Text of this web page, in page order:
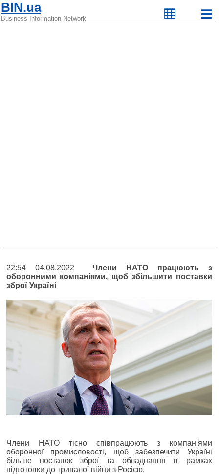
BIN.ua
Business Information Network
22:54 04.08.2022Члени НАТО працюють з
оборонними компаніями, щоб збільшити поставки
зброї Україні
Члени НАТО тісно співпрацюють з компаніями
оборонної промисловості, щоб забезпечити Україні
більше поставок зброї та обладнання в рамках
підготовки до тривалої війни з Росією.